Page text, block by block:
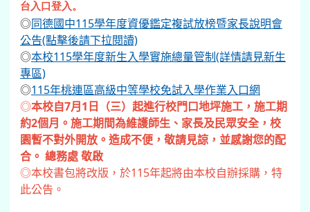
台入口登入。
◎同德國中115學年度資優鑑定複試放榜暨家長說明會
公告(點擊後請下拉閱讀)
◎本校115學年度新生入學實施總量管制(詳情請見新生
專區)
◎115年桃連區高級中等學校免試入學作業入口網
◎本校自7月1日（三）起進行校門口地坪施工，施工期
約2個月。施工期間為維護師生、家長及民眾安全，校
園暫不對外開放。造成不便，敬請見諒，並感謝您的配
合。 總務處 敬啟
◎本校書包將改版，於115年起將由本校自辦採購，特
此公告。